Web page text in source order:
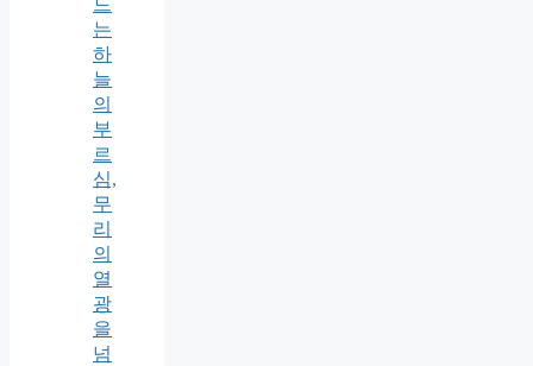
드
는
하
늘
의
부
르
심,
무
리
의
열
광
을
넘